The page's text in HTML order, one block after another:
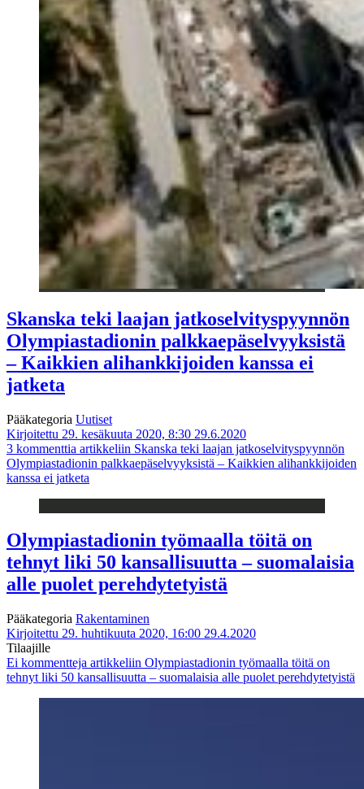
Skanska teki laajan jatkoselvityspyynnön
Olympiastadionin palkkaepäselvyyksistä
– Kaikkien alihankkijoiden kanssa ei
jatketa
Pääkategoria Uutiset
Kirjoitettu 29. kesäkuuta 2020, 8:30 29.6.2020
3 kommenttia artikkeliin Skanska teki laajan jatkoselvityspyynnön
Olympiastadionin palkkaepäselvyyksistä – Kaikkien alihankkijoiden
kanssa ei jatketa
Olympiastadionin työmaalla töitä on
tehnyt liki 50 kansallisuutta – suomalaisia
alle puolet perehdytetyistä
Pääkategoria Rakentaminen
Kirjoitettu 29. huhtikuuta 2020, 16:00 29.4.2020
Tilaajille
Ei kommentteja artikkeliin Olympiastadionin työmaalla töitä on
tehnyt liki 50 kansallisuutta – suomalaisia alle puolet perehdytetyistä